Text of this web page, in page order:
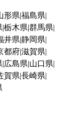
形県 福島県
栃木県 群馬県
井県 静岡県
都府滋賀県
広島県 山口県
賀県 長崎県